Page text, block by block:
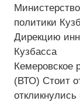
С
политики
Дирекцию
Кузбасса
Кемеровское
(ВТО) Стоит